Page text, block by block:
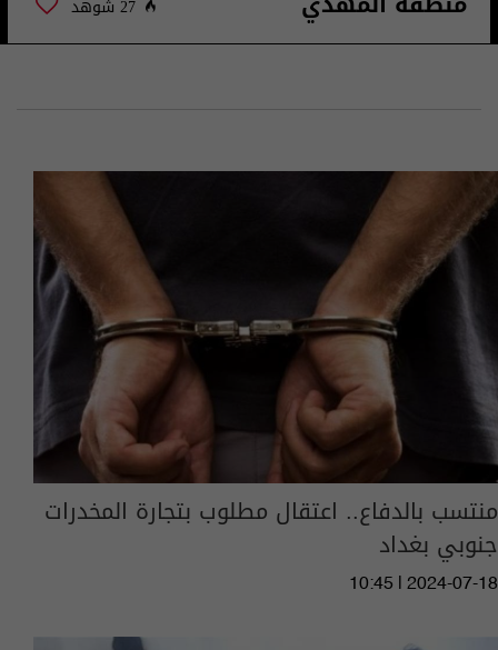
27 شوهد
منتسب بالدفاع.. اعتقال مطلوب بتجارة المخدرات
جنوبي بغداد
10:45 | 2024-07-18